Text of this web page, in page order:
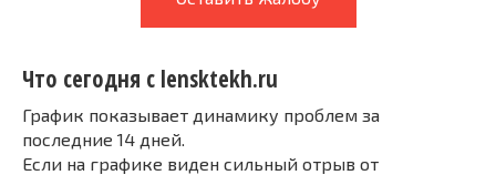
Что сегодня с lensktekh.ru
График показывает динамику проблем за
последние 14 дней.
Если на графике виден сильный отрыв от